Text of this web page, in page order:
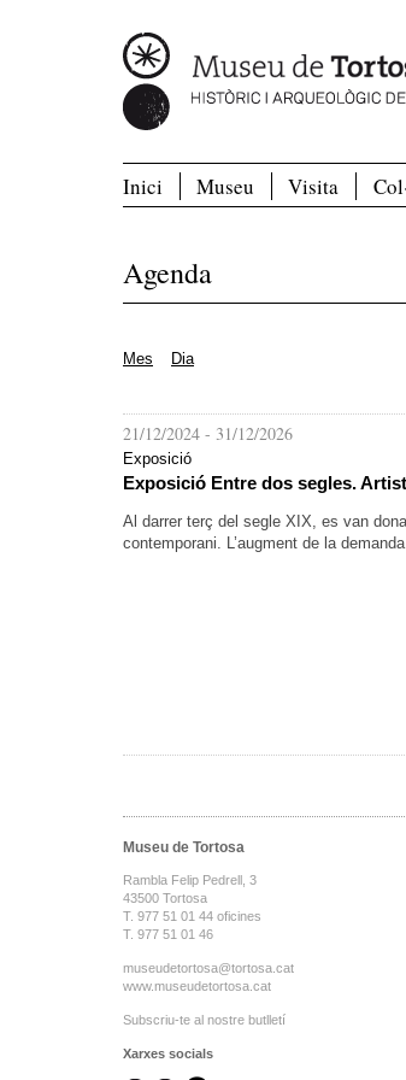
Inici Museu Visita
Agenda
Mes Dia
21/12/2024 - 31/12/2026
Exposició
Exposició Entre dos segles.
Al darrer terç del segle XIX, es van
contemporani. L’augment de la
Museu de Tortosa
Rambla Felip Pedrell, 3
43500 Tortosa
T. 977 51 01 44 oficines
T. 977 51 01 46
museudetortosa@tortosa.cat
www.museudetortosa.cat
Subscriu-te al nostre butlletí
Xarxes socials